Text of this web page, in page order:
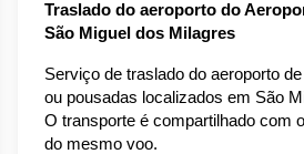
Traslado do aeroporto do
São Miguel dos Milagres
Serviço de traslado do aeroporto
ou pousadas localizados em São
O transporte é compartilhado com
do mesmo voo.